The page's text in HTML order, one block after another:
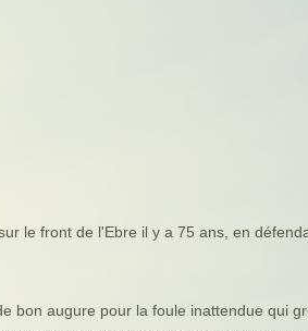
le front de l'Ebre il y a 75 ans, en
bon augure pour la foule inattendue qui